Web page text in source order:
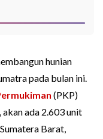
hunian
pada bulan ini.
(PKP)
ada 2.603 unit
Barat,